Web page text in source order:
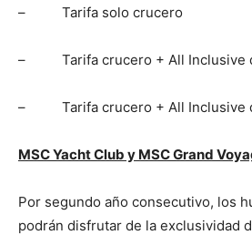
– Tarifa solo crucero
– Tarifa crucero + All Inclusive
– Tarifa crucero + All Inclusive
MSC Yacht Club y MSC Grand
Por segundo año consecutivo, los
podrán disfrutar de la exclusividad